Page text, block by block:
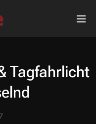
Tagfahrlicht